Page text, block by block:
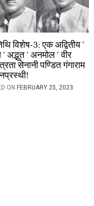
विशेष-3: एक अद्वितीय ‘
अद्भुत ‘ अनमोल ‘ वीर
सेनानी पण्डित गंगाराम
ONFEBRUARY 25, 2023